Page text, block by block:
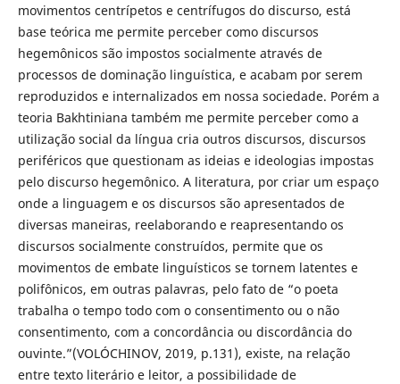
movimentos centrípetos e centrífugos do discurso, está
base teórica me permite perceber como discursos
hegemônicos são impostos socialmente através de
processos de dominação linguística, e acabam por serem
reproduzidos e internalizados em nossa sociedade. Porém a
teoria Bakhtiniana também me permite perceber como a
utilização social da língua cria outros discursos, discursos
periféricos que questionam as ideias e ideologias impostas
pelo discurso hegemônico. A literatura, por criar um espaço
onde a linguagem e os discursos são apresentados de
diversas maneiras, reelaborando e reapresentando os
discursos socialmente construídos, permite que os
movimentos de embate linguísticos se tornem latentes e
polifônicos, em outras palavras, pelo fato de “o poeta
trabalha o tempo todo com o consentimento ou o não
consentimento, com a concordância ou discordância do
ouvinte.”(VOLÓCHINOV, 2019, p.131), existe, na relação
entre texto literário e leitor, a possibilidade de